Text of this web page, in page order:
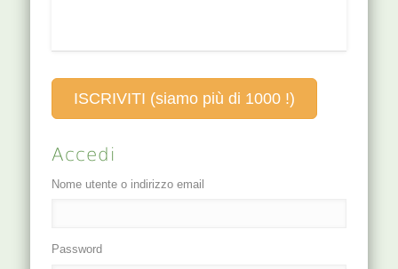
ISCRIVITI (siamo più di 1000 !)
Accedi
Nome utente o indirizzo email
Password